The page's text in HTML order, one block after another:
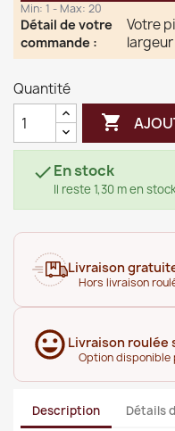
Min: 1 - Max: 20
Détail de votre
commande :
Votre
Quantité

En stock
Il reste 1,30 m en
Livraison
Hors livraison
Livraison roulée
Option disponible
Description Détails